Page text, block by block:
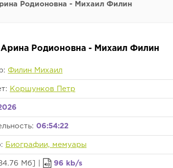
Родионовна - Михаил Филин
Арина Родионовна - Михаил Филин
Филин Михаил
Коршунков Петр
06:54:22
Биографии, мемуары
Мб] | 96 kb/s